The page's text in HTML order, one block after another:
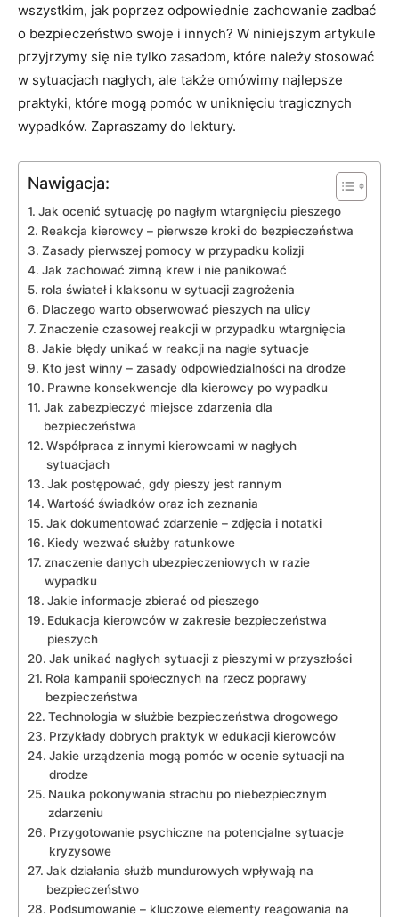
wszystkim, jak poprzez odpowiednie zachowanie zadbać
o bezpieczeństwo swoje i innych? W niniejszym artykule
przyjrzymy się nie tylko zasadom, które należy stosować
w sytuacjach nagłych, ale także omówimy najlepsze
praktyki, które mogą pomóc w uniknięciu tragicznych
wypadków. Zapraszamy do lektury.
Nawigacja:
Jak ocenić sytuację po nagłym wtargnięciu pieszego
Reakcja kierowcy – pierwsze kroki do bezpieczeństwa
Zasady pierwszej pomocy w przypadku kolizji
Jak zachować zimną krew i nie panikować
rola świateł i klaksonu w sytuacji zagrożenia
Dlaczego warto obserwować pieszych na ulicy
Znaczenie czasowej reakcji w przypadku wtargnięcia
Jakie błędy unikać w reakcji na nagłe sytuacje
Kto jest winny – zasady odpowiedzialności na drodze
Prawne konsekwencje dla kierowcy po wypadku
Jak zabezpieczyć miejsce zdarzenia dla
bezpieczeństwa
Współpraca z innymi kierowcami w nagłych
sytuacjach
Jak postępować, gdy pieszy jest rannym
Wartość świadków oraz ich zeznania
Jak dokumentować zdarzenie – zdjęcia i notatki
Kiedy wezwać służby ratunkowe
znaczenie danych ubezpieczeniowych w razie
wypadku
Jakie informacje zbierać od pieszego
Edukacja kierowców w zakresie bezpieczeństwa
pieszych
Jak unikać nagłych sytuacji z pieszymi w przyszłości
Rola kampanii społecznych na rzecz poprawy
bezpieczeństwa
Technologia w służbie bezpieczeństwa drogowego
Przykłady dobrych praktyk w edukacji kierowców
Jakie urządzenia mogą pomóc w ocenie sytuacji na
drodze
Nauka pokonywania strachu po niebezpiecznym
zdarzeniu
Przygotowanie psychiczne na potencjalne sytuacje
kryzysowe
Jak działania służb mundurowych wpływają na
bezpieczeństwo
Podsumowanie – kluczowe elementy reagowania na